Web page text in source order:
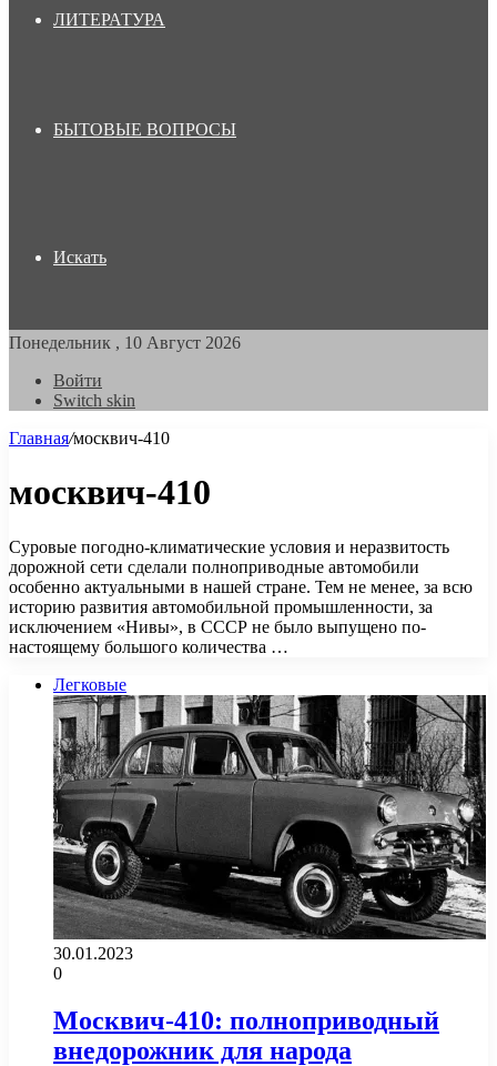
ЛИТЕРАТУРА
БЫТОВЫЕ ВОПРОСЫ
Искать
Понедельник , 10 Август 2026
Войти
Switch skin
Главная/москвич-410
москвич-410
Суровые погодно-климатические условия и неразвитость
дорожной сети сделали полноприводные автомобили
особенно актуальными в нашей стране. Тем не менее, за всю
историю развития автомобильной промышленности, за
исключением «Нивы», в СССР не было выпущено по-
настоящему большого количества …
Легковые
30.01.2023
0
Москвич-410: полноприводный
внедорожник для народа